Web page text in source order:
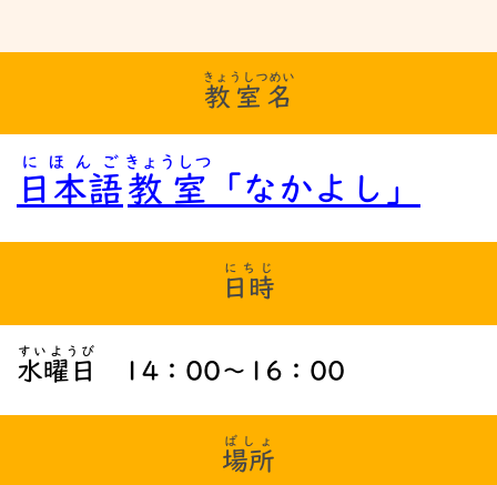
教室名
きょうしつめい
日本語
にほんご
教室
きょうしつ
「なかよし」
日時
にちじ
水曜日
すいようび
14：00～16：00
場所
ばしょ